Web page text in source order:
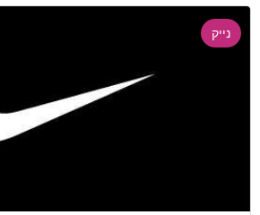
נייק